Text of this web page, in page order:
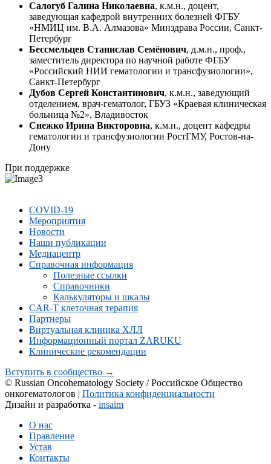
Салогуб Галина Николаевна, к.м.н., доцент,
заведующая кафедрой внутренних болезней ФГБУ
«НМИЦ им. В.А. Алмазова» Минздрава России, Санкт-
Петербург
Бессмельцев Станислав Семёнович, д.м.н., проф.,
заместитель директора по научной работе ФГБУ
«Российский НИИ гематологии и трансфузиологии»,
Санкт-Петербург
Дубов Сергей Константинович, к.м.н., заведующий
отделением, врач-гематолог, ГБУЗ «Краевая клиническая
больница №2», Владивосток
Снежко Ирина Викторовна, к.м.н., доцент кафедры
гематологии и трансфузиологии РостГМУ, Ростов-на-
Дону
При поддержке
COVID-19
Мероприятия
Новости
Наши публикации
Медиацентр
Справочная информация
Полезные ссылки
Справочники
Калькуляторы и шкалы
CAR-Т клеточная терапия
Партнеры
Виртуальная клиника ХЛЛ
Информационный портал ZARUKU
Клинические рекомендации
Вступить в сообщество →
© Russian Oncohematology Society / Российское Общество
онкогематологов | Политика конфиденциальности
Дизайн и разработка - insaim
О нас
Правление
Устав
Контакты